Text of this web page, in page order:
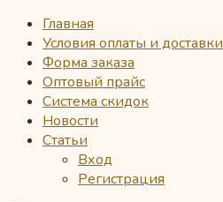
Главная
Условия оплаты и доставки
Форма заказа
Оптовый прайс
Система скидок
Новости
Статьи
Вход
Регистрация